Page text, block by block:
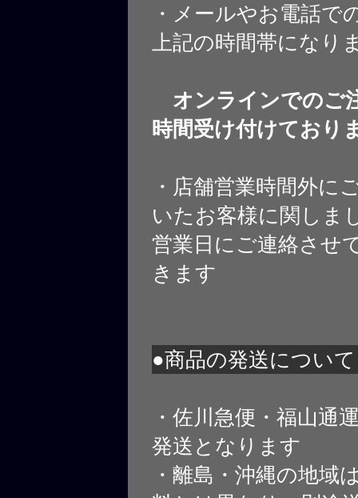
・メールやお電話で
上記の時間帯になり
オンラインでのご
時間受け付けており
・店舗営業時間外に
いたお客様に関しま
営業日にご連絡させ
きます
●商品の発送について
・佐川急便・福山通
発送となります
・離島・沖縄の地域